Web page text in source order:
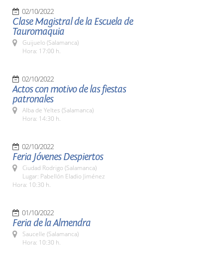
02/10/2022
Clase Magistral de la Escuela de
Tauromaquia
Guijuelo (Salamanca)
Hora: 17:00 h.
02/10/2022
Actos con motivo de las fiestas
patronales
Alba de Yeltes (Salamanca)
Hora: 14:30 h.
02/10/2022
Feria Jóvenes Despiertos
Ciudad Rodrigo (Salamanca)
Lugar: Pabellón Eladio Jiménez
Hora: 10:30 h.
01/10/2022
Feria de la Almendra
Saucelle (Salamanca)
Hora: 10:30 h.